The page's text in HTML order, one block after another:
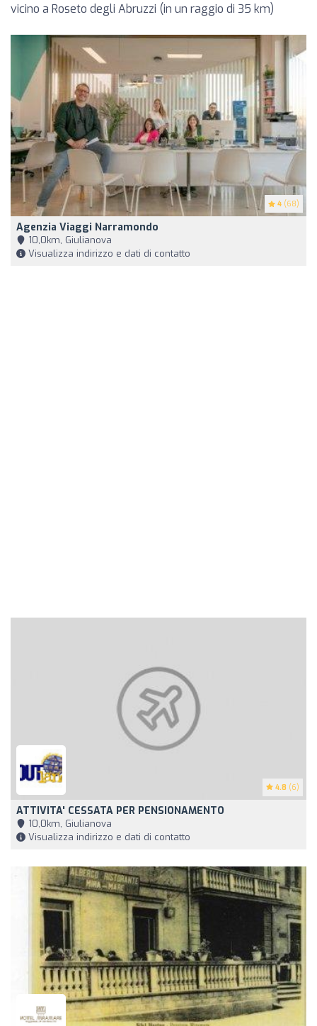
vicino a Roseto degli Abruzzi (in un raggio di 35 km)
4 (68)
Agenzia Viaggi Narramondo
10,0km, Giulianova
Visualizza indirizzo e dati di contatto
4.8 (6)
ATTIVITA' CESSATA PER PENSIONAMENTO
10,0km, Giulianova
Visualizza indirizzo e dati di contatto